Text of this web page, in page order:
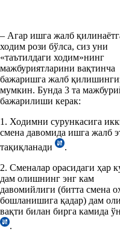
– Агар ишга жалб
ходим рози бўлса, сиз уни
«таътилдаги ходим»нинг
мажбуриятларини вақтинча
бажаришга жалб
мумкин. Бунда 3 та
бажарилиши керак:
1. Ходимни сурункасига
смена давомида ишга жалб
тақиқланади
.
2. Сменалар орасидаги ҳар
дам олишнинг энг кам
давомийлиги (битта смена
бошланишига қадар) дам
вақти билан бирга камида
.